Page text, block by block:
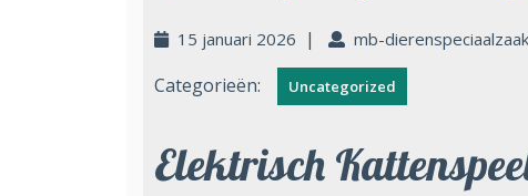
15 januari 2026 | mb-
Categorieën: Uncategorized
Elektrisch